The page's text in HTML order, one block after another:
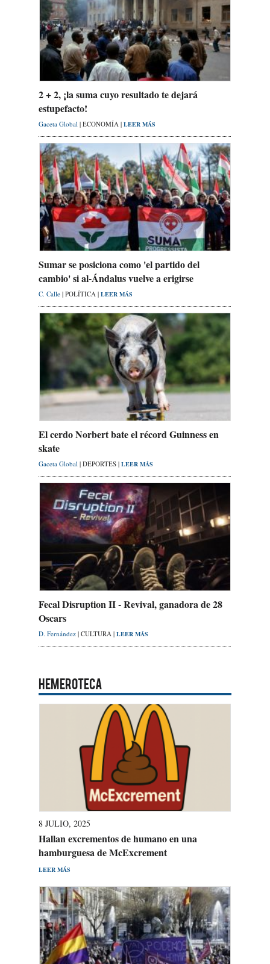
2 + 2, ¡la suma cuyo resultado te dejará
estupefacto!
Gaceta Global | ECONOMÍA | LEER MÁS
Sumar se posiciona como 'el partido del
cambio' si al-Ándalus vuelve a erigirse
C. Calle | POLÍTICA | LEER MÁS
El cerdo Norbert bate el récord Guinness en
skate
Gaceta Global | DEPORTES | LEER MÁS
Fecal Disruption II - Revival, ganadora de 28
Oscars
D. Fernández | CULTURA | LEER MÁS
HEMEROTECA
8 JULIO, 2025
Hallan excrementos de humano en una
hamburguesa de McExcrement
LEER MÁS